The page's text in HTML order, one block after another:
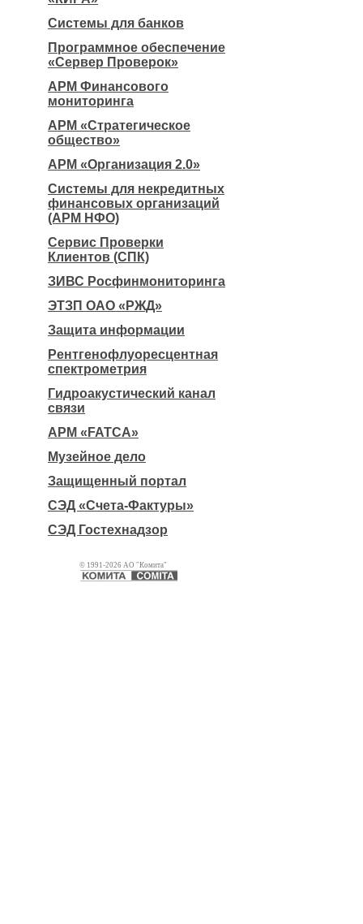
Системы для банков
Программное обеспечение
«Сервер Проверок»
АРМ Финансового
мониторинга
АРМ «Стратегическое
общество»
АРМ «Организация 2.0»
Системы для некредитных
финансовых организаций
(АРМ НФО)
Сервис Проверки
Клиентов (СПК)
ЗИВС Росфинмониторинга
ЭТЗП ОАО «РЖД»
Защита информации
Рентгенофлуоресцентная
спектрометрия
Гидроакустический канал
связи
АРМ «FATCA»
Музейное дело
Защищенный портал
СЭД «Счета-Фактуры»
СЭД Гостехнадзор
© 1991-2026 АО "Комита"